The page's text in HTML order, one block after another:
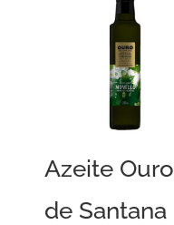
Azeite Ouro
de Santana